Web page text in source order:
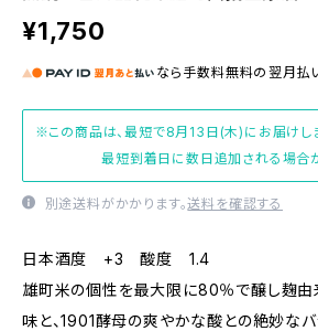
¥1,750
なら 手数料無料の 翌月払
※この商品は、最短で8月13日(木)にお届けしま
最短到着日に数日追加される場合が
別途送料がかかります。送料を確認する
日本酒度 +3 酸度 1.4
雄町米の個性を最大限に80％で醸し麹由
味と、1901酵母の爽やかな酸との絶妙なバ